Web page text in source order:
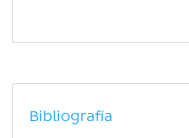
Bibliografía